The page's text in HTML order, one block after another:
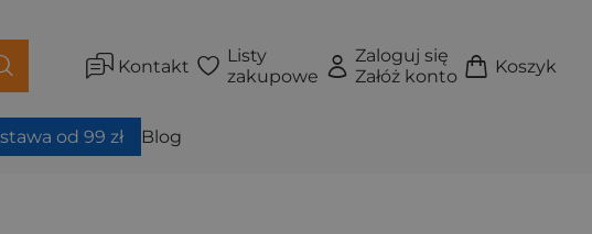
Kontakt
Listy
zakupowe
Zaloguj się
Załóż konto
Koszyk
od 99 zł Blog